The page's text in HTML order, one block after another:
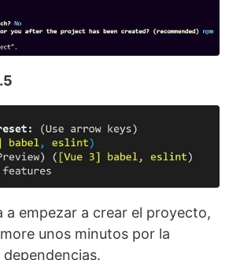
a empezar a crear el proyecto,
unos minutos por la